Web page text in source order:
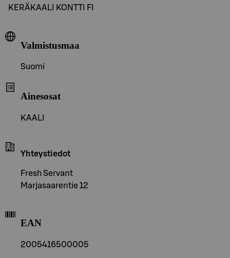
KERÄKAALI KONTTI FI
Valmistusmaa
Suomi
Ainesosat
KAALI
Yhteystiedot
Fresh Servant
Marjasaarentie 12
EAN
2005416500005